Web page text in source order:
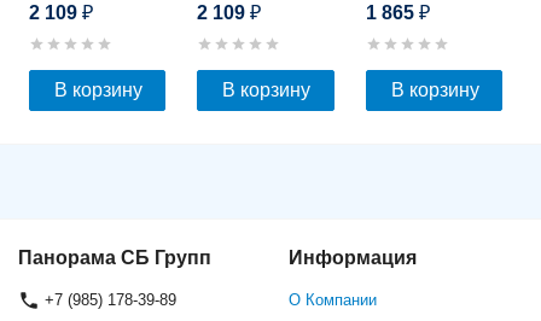
2 109 ₽
В корзину
2 109₽
В корзину
1 865 ₽
В корзину
Панорама СБ Групп
+7 (985) 178-39-89
Информация
О Компании